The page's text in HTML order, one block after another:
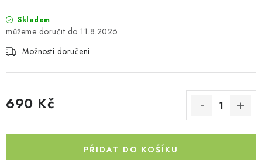
AUTOSTANY
DÁRKOVÉ POUKAZY
Napište nám
Reklamace
Skladem
11.8.2026
Možnosti doručení
690 Kč
PŘIDAT DO KOŠÍKU